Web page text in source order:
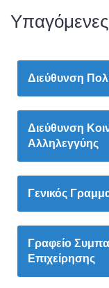
Διεύθυνση
Διεύθυνση
Αλληλεγγύης
Γενικός
Γραφείο
Επιχείρησης